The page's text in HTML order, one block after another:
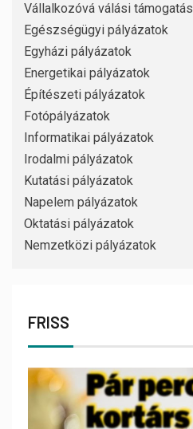
Vállalkozóvá válási támogatás
Egészségügyi pályázatok
Egyházi pályázatok
Energetikai pályázatok
Építészeti pályázatok
Fotópályázatok
Informatikai pályázatok
Irodalmi pályázatok
Kutatási pályázatok
Napelem pályázatok
Oktatási pályázatok
Nemzetközi pályázatok
FRISS